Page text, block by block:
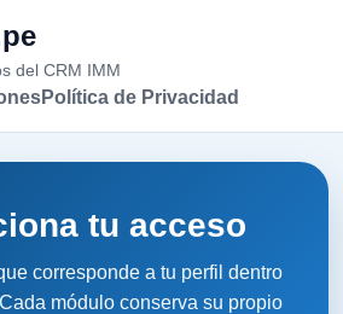
del CRM IMM
Política de Privacidad
tu acceso
corresponde a tu perfil dentro
módulo conserva su propio